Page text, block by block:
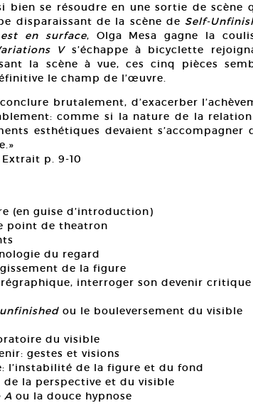
bien se résoudre en une sortie de scène
disparaissant de la scène de Self-
en surface, Olga Mesa gagne la
V s’échappe à bicyclette
la scène à vue, ces cinq pièces
le champ de l’œuvre.
brutalement, d’exacerber
comme si la nature de la
esthétiques devaient s’accompagner
p. 9-10
(en guise d’introduction)
point de theatron
du regard
de la figure
interroger son devenir critique
ou le bouleversement du visible
du visible
gestes et visions
l’instabilité de la figure et du fond
de la perspective et du visible
A ou la douce hypnose